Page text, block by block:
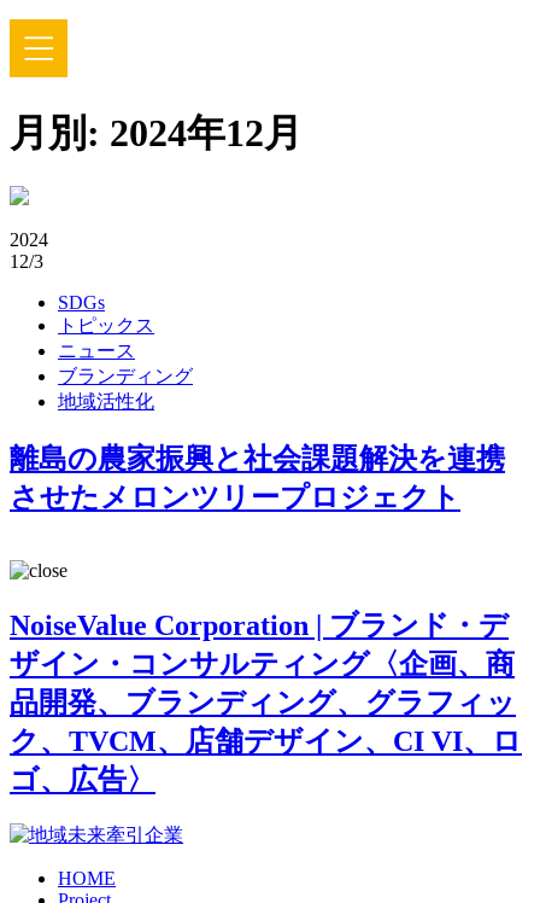
月別: 2024年12月
2024
12/3
SDGs
トピックス
ニュース
ブランディング
地域活性化
離島の農家振興と社会課題解決を連携
させたメロンツリープロジェクト
NoiseValue Corporation | ブランド・デ
ザイン・コンサルティング〈企画、商
品開発、ブランディング、グラフィッ
ク、TVCM、店舗デザイン、CI VI、ロ
ゴ、広告〉
HOME